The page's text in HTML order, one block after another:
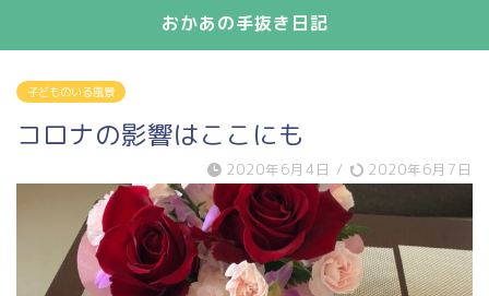
おかあの手抜き日記
子どものいる風景
コロナの影響はここにも
2020年6月4日 / 2020年6月7日